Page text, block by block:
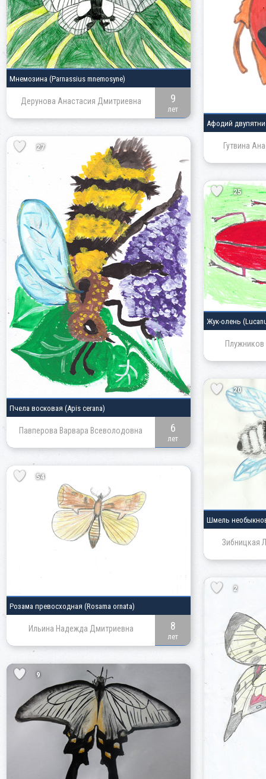
Афодий
Гутвина
Мнемозина (Parnassius mnemosyne)
Дерунова Анастасия Дмитриевна 9
лет
27
Пчела восковая (Apis cerana)
Павперова Варвара Всеволодовна 6
лет
25
Жук-олень
20
Шмель
Зибницкая
54
Розама превосходная (Rosama ornata)
Ильина Надежда Дмитриевна 8
лет
2
9